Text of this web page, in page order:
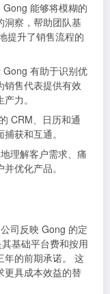
能够将模糊的
洞察，帮助团队基
提升了销售流程的
Gong 有助于识别优
销售代表提供有效
力。
CRM、日历和通
获和互通。
理解客户需求、痛
优化产品。
司反映 Gong 的定
基础平台费和按用
年的前期承诺。 这
更具成本效益的替